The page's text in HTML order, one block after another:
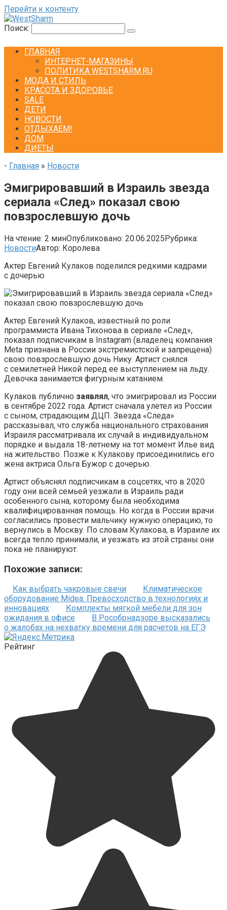
Перейти к контенту
Поиск:
ГЛАВНАЯ
ИНТЕРНЕТ-МАГАЗИНЫ
ПОЛИТИКА WESTSHARM.RU
МОДА И СТИЛЬ
КРАСОТА И ЗДОРОВЬЕ
SALE
ДЕТИ
НОВОСТИ
ОТДЫХАЕМ!
ДОМ
ДИЕТЫ
- Главная » Новости
Эмигрировавший в Израиль звезда
сериала «След» показал свою
повзрослевшую дочь
На чтение: 2 минОпубликовано: 20.06.2025Рубрика:
НовостиАвтор: Королева
Актер Евгений Кулаков поделился редкими кадрами
с дочерью
Актер Евгений Кулаков, известный по роли
программиста Ивана Тихонова в сериале «След»,
показал подписчикам в Instagram (владелец компания
Meta признана в России экстремистской и запрещена)
свою повзрослевшую дочь Нику. Артист снялся
с семилетней Никой перед ее выступлением на льду.
Девочка занимается фигурным катанием.
Кулаков публично заявлял, что эмигрировал из России
в сентябре 2022 года. Артист сначала улетел из России
с сыном, страдающим ДЦП. Звезда «Следа»
рассказывал, что служба национального страхования
Израиля рассматривала их случай в индивидуальном
порядке и выдала 18-летнему на тот момент Илье вид
на жительство. Позже к Кулакову присоединились его
жена актриса Ольга Бужор с дочерью.
Артист объяснял подписчикам в соцсетях, что в 2020
году они всей семьей уезжали в Израиль ради
особенного сына, которому была необходима
квалифицированная помощь. Но когда в России врачи
согласились провести мальчику нужную операцию, то
вернулись в Москву. По словам Кулакова, в Израиле их
всегда тепло принимали, и уезжать из этой страны они
пока не планируют.
Похожие записи:
Как выбрать чакровые свечи
Климатическое
оборудование Midea: Превосходство в технологиях и
инновациях
Комплекты мягкой мебели для зон
ожидания в офисе
В Рособрнадзоре высказались
о жалобах на нехватку времени для расчетов на ЕГЭ
Рейтинг